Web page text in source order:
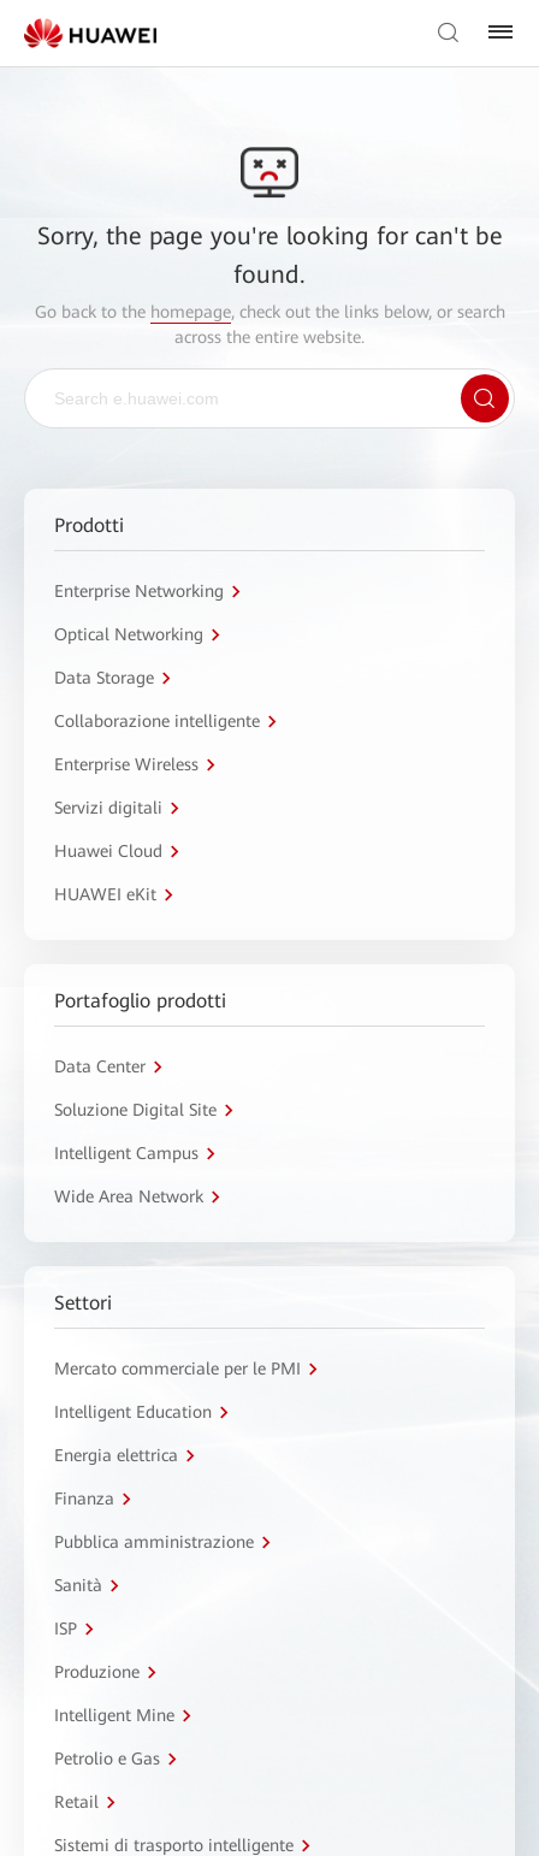
Sorry, the page you're looking for can't be
found.
Go back to the homepage, check out the links below, or search
across the entire website.
Prodotti
Enterprise Networking
Optical Networking
Data Storage
Collaborazione intelligente
Enterprise Wireless
Servizi digitali
Huawei Cloud
HUAWEI eKit
Portafoglio prodotti
Data Center
Soluzione Digital Site
Intelligent Campus
Wide Area Network
Settori
Mercato commerciale per le PMI
Intelligent Education
Energia elettrica
Finanza
Pubblica amministrazione
Sanità
ISP
Produzione
Intelligent Mine
Petrolio e Gas
Retail
Sistemi di trasporto intelligente